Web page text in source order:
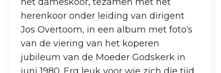
herenkoor onder leiding van dirigent
Jos Overtoom, in een album met foto‘s
van de viering van het koperen
jubileum van de Moeder Godskerk in